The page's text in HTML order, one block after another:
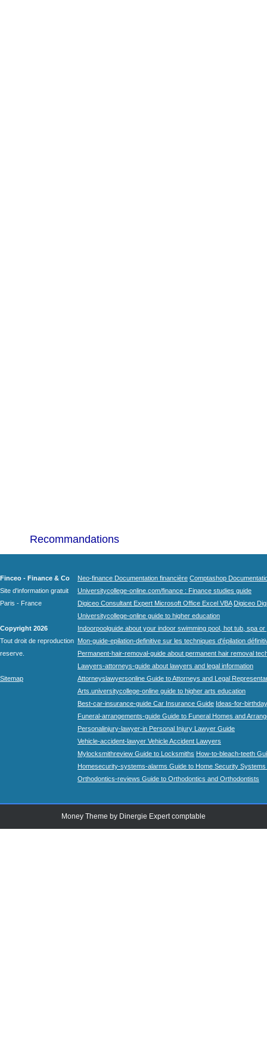
Recommandations
Finceo - Finance & Co
Site d'information gratuit
Paris - France
Copyright 2026
Tout droit de reproduction
reserve.
Sitemap
Neo-finance Documentation financière Comptashop
Universitycollege-online.com/finance : Finance studies guide
Digiceo Consultant Expert Microsoft Office Excel VBA Digiceo
Universitycollege-online guide to higher education
Indoorpoolguide about your indoor swimming pool, hot tub, spa
Mon-guide-epilation-definitive sur les techniques d'épilation
Permanent-hair-removal-guide about permanent hair removal
Lawyers-attorneys-guide about lawyers and legal information
Attorneyslawyersonline Guide to Attorneys and Legal
Arts.universitycollege-online guide to higher arts education
Best-car-insurance-guide Car Insurance Guide Ideas-for-
Funeral-arrangements-guide Guide to Funeral Homes and
Personalinjury-lawyer-in Personal Injury Lawyer Guide
Vehicle-accident-lawyer Vehicle Accident Lawyers
Mylocksmithreview Guide to Locksmiths How-to-bleach-teeth
Homesecurity-systems-alarms Guide to Home Security Systems
Orthodontics-reviews Guide to Orthodontics and Orthodontists
Money Theme by Dinergie Expert comptable